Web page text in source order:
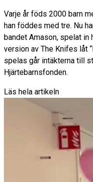
Varje år föds 2000 barn
han föddes med tre. Nu
bandet Amason, spelat in
version av The Knifes låt
spelas går intäkterna till
Hjärtebarnsfonden.
Läs hela artikeln